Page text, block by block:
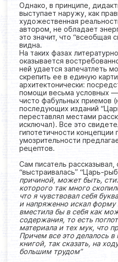
Однако, в принципе,
выступает наружу, как
художественная
автором, не обладает
это значит, что “всеобщая
видна.
На таких фазах
оказывается
ней удается запечатлеть
скрепить ее в единую
архитектонически:
помощи весьма условных —
чисто фабульных приемов
последующих изданий
переставлял местами
исключал). Все это
гипотетичности концепции
умозрительности
рецептов.
Сам писатель рассказывал,
“выстраивалась” “Царь-
причиной, может быть,
которого так много
что я чувствовал себя
и напряженно искал форму
вместила бы в себя как
содержания, то есть
материала и тех мук, что
Причем все это делалось
книгой, так сказать, на
большим трудом”